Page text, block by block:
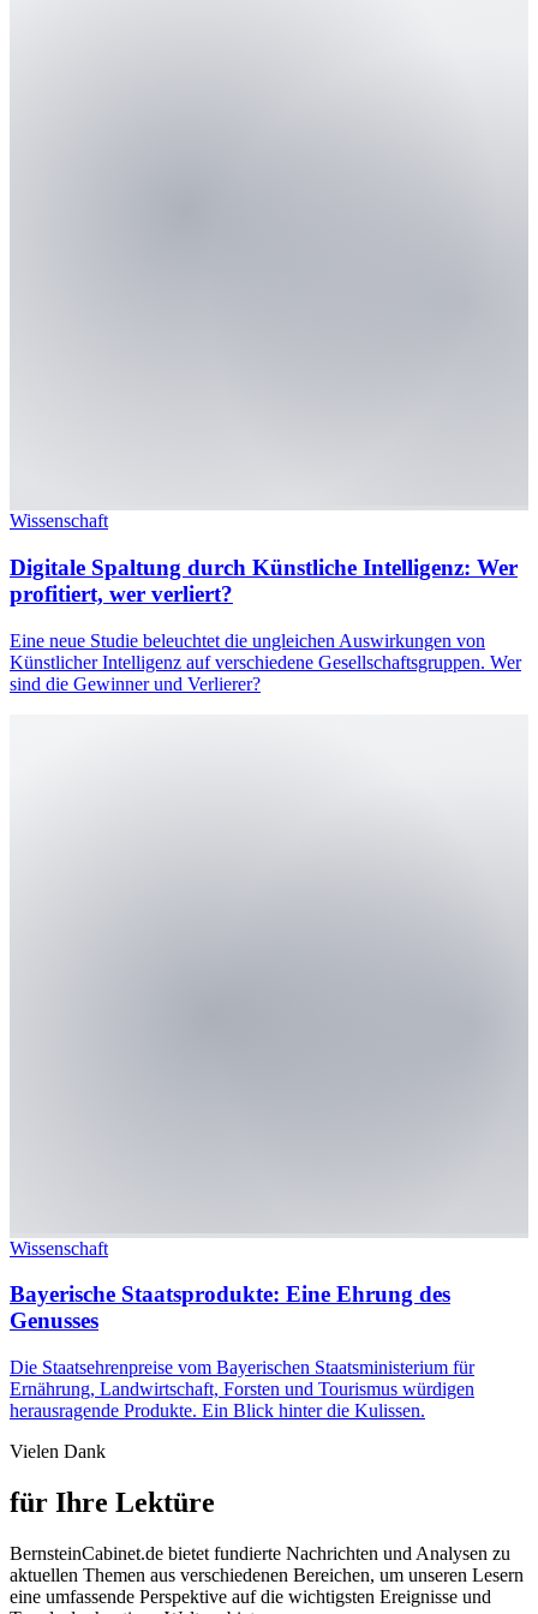
Wissenschaft
Digitale Spaltung durch Künstliche Intelligenz: Wer
profitiert, wer verliert?
Eine neue Studie beleuchtet die ungleichen Auswirkungen von
Künstlicher Intelligenz auf verschiedene Gesellschaftsgruppen. Wer
sind die Gewinner und Verlierer?
Wissenschaft
Bayerische Staatsprodukte: Eine Ehrung des
Genusses
Die Staatsehrenpreise vom Bayerischen Staatsministerium für
Ernährung, Landwirtschaft, Forsten und Tourismus würdigen
herausragende Produkte. Ein Blick hinter die Kulissen.
Vielen Dank
für Ihre Lektüre
BernsteinCabinet.de bietet fundierte Nachrichten und Analysen zu
aktuellen Themen aus verschiedenen Bereichen, um unseren Lesern
eine umfassende Perspektive auf die wichtigsten Ereignisse und